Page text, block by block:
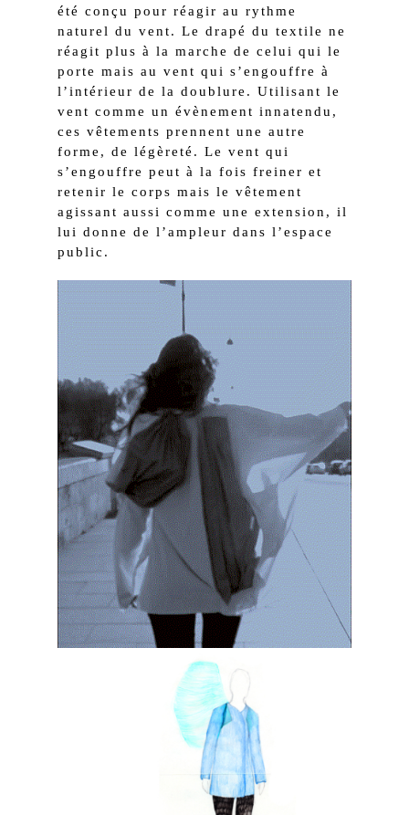
été conçu pour réagir au rythme
naturel du vent. Le drapé du textile ne
réagit plus à la marche de celui qui le
porte mais au vent qui s’engouffre à
l’intérieur de la doublure. Utilisant le
vent comme un évènement innatendu,
ces vêtements prennent une autre
forme, de légèreté. Le vent qui
s’engouffre peut à la fois freiner et
retenir le corps mais le vêtement
agissant aussi comme une extension, il
lui donne de l’ampleur dans l’espace
public.